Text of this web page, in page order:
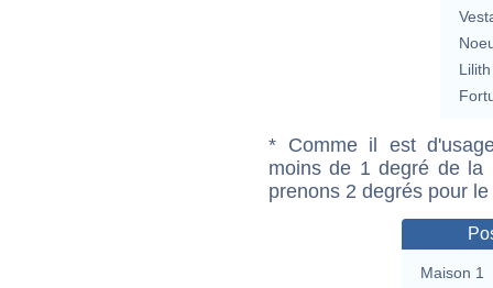
Lilith
* Comme il est
moins de 1 degré de la
prenons 2 degrés pour
Maison 1